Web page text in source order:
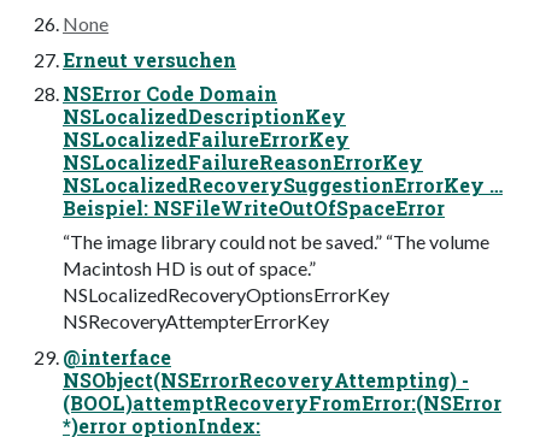
None
Erneut versuchen
NSError Code Domain
NSLocalizedDescriptionKey
NSLocalizedFailureErrorKey
NSLocalizedFailureReasonErrorKey
NSLocalizedRecoverySuggestionErrorKey …
Beispiel: NSFileWriteOutOfSpaceError
“The image library could not be saved.” “The volume
Macintosh HD is out of space.”
NSLocalizedRecoveryOptionsErrorKey
NSRecoveryAttempterErrorKey
@interface
NSObject(NSErrorRecoveryAttempting) -
(BOOL)attemptRecoveryFromError:(NSError
*)error optionIndex: